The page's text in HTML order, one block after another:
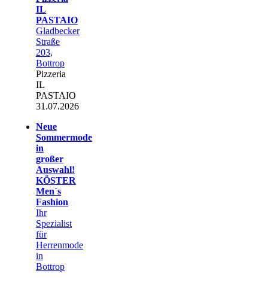
IL
PASTAIO
Gladbecker
Straße
203,
Bottrop
Pizzeria
IL
PASTAIO
31.07.2026
Neue
Sommermode
in
großer
Auswahl!
KÖSTER
Men´s
Fashion
Ihr
Spezialist
für
Herrenmode
in
Bottrop